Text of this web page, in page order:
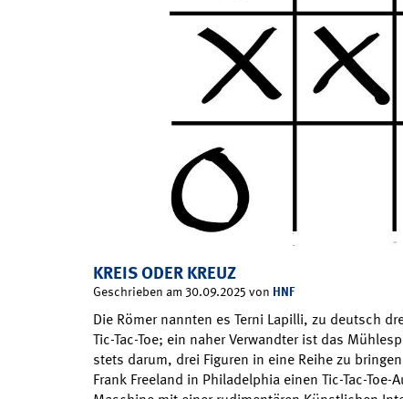
KREIS ODER KREUZ
Geschrieben am 30.09.2025 von HNF
Die Römer nannten es Terni Lapilli, zu deutsch
Tic-Tac-Toe; ein naher Verwandter ist das
stets darum, drei Figuren in eine Reihe zu
Frank Freeland in Philadelphia einen Tic-Tac-Toe-